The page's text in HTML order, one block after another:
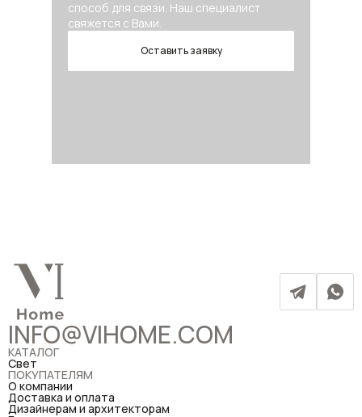
способ для связи. Наш специалист
свяжется с Вами.
Оставить заявку
INFO@VIHOME.COM
КАТАЛОГ
Свет
ПОКУПАТЕЛЯМ
О компании
Доставка и оплата
Дизайнерам и архитекторам